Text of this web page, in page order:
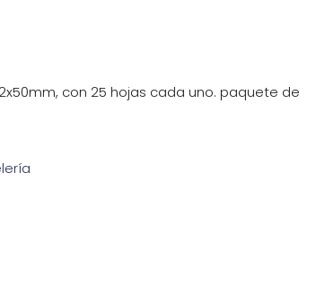
con 25 hojas cada uno. paquete de